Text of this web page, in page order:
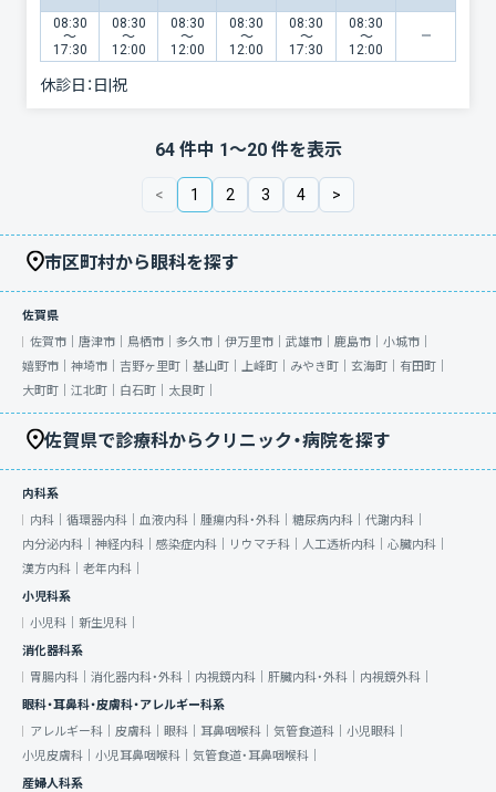
08:30
〜
17:30
08:30
〜
12:00
08:30
〜
12:00
08:30
〜
12:00
08:30
〜
17:30
08:30
〜
12:00
休診日： 日|祝
64件中 1〜20件を表示
< 1 2 3 4 >
市区町村から眼科を探す
佐賀県
佐賀市｜ 唐津市｜ 鳥栖市｜ 多久市｜ 伊万里市｜ 武雄市｜ 鹿島市｜ 小城市｜
嬉野市｜ 神埼市｜ 吉野ヶ里町｜ 基山町｜ 上峰町｜ みやき町｜ 玄海町｜ 有田町｜
大町町｜ 江北町｜ 白石町｜ 太良町｜
佐賀県で診療科からクリニック・病院を探す
内科系
内科｜ 循環器内科｜ 血液内科｜ 腫瘍内科・外科｜ 糖尿病内科｜ 代謝内科｜
内分泌内科｜ 神経内科｜ 感染症内科｜ リウマチ科｜ 人工透析内科｜ 心臓内科｜
漢方内科｜ 老年内科｜
小児科系
小児科｜ 新生児科｜
消化器科系
胃腸内科｜ 消化器内科・外科｜ 内視鏡内科｜ 肝臓内科・外科｜ 内視鏡外科｜
眼科・耳鼻科・皮膚科・アレルギー科系
アレルギー科｜ 皮膚科｜ 眼科｜ 耳鼻咽喉科｜ 気管食道科｜ 小児眼科｜
小児皮膚科｜ 小児耳鼻咽喉科｜ 気管食道・耳鼻咽喉科｜
産婦人科系